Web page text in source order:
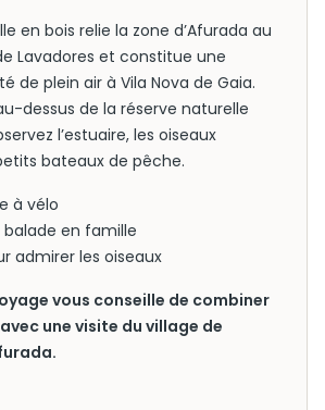
en bois relie la zone d’Afurada au
Lavadores et constitue une
de plein air à Vila Nova de Gaia.
dessus de la réserve naturelle
l’estuaire, les oiseaux
bateaux de pêche.
à vélo
en famille
admirer les oiseaux
vous conseille de combiner
une visite du village de